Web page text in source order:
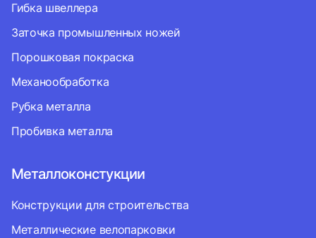
Гибка швеллера
Заточка промышленных ножей
Порошковая покраска
Механообработка
Рубка металла
Пробивка металла
Металлоконстукции
Конструкции для строительства
Металлические велопарковки